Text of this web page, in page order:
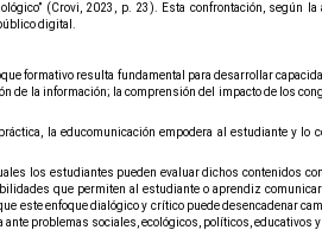
(Crovi, 2023, p. 23). Esta confrontación, según
digital.
formativo resulta fundamental para desarrollar
de la información; la comprensión del impacto de los
la educomunicación empodera al estudiante y
los estudiantes pueden evaluar dichos contenidos
que permiten al estudiante o aprendiz
enfoque dialógico y crítico puede desencadenar
problemas sociales, ecológicos, políticos, educativos y